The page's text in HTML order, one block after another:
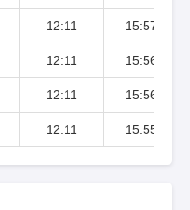
12:11 15:57
12:11 15:56
12:11 15:56
12:11 15:55